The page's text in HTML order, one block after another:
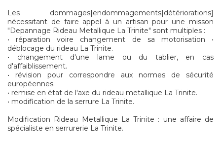
Les dommages|endommagements|détériorations]
nécessitant de faire appel à un artisan pour une misson
"Depannage Rideau Metallique La Trinite" sont multiples :
• réparation voire changement de sa motorisation •
déblocage du rideau La Trinite.
• changement d'une lame ou du tablier, en cas
d'affaiblissement.
• révision pour correspondre aux normes de sécurité
européennes.
• remise en état de l'axe du rideau metallique La Trinite.
• modification de la serrure La Trinite.
Modification Rideau Metallique La Trinite : une affaire de
spécialiste en serrurerie La Trinite.